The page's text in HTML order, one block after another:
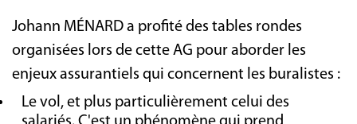
Johann MÉNARD a profité des tables rondes
organisées lors de cette AG pour aborder les
enjeux assurantiels qui concernent les buralistes :
Le vol, et plus particulièrement celui des